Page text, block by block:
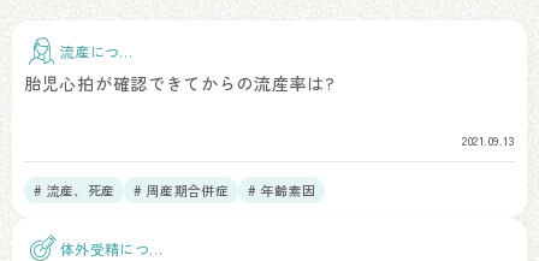
流産につい
胎児心拍が確認できてからの流産率は?
2021.09.13
# 流産、死産 # 周産期合併症 # 年齢素因
体外受精につい